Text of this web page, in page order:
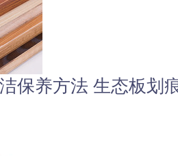
保养方法 生态板划